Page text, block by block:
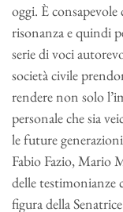
oggi. È
risonanza e quindi
serie di voci
società civile
rendere non solo
personale che sia
le future
Fabio Fazio, Mario
delle testimonianze
figura della